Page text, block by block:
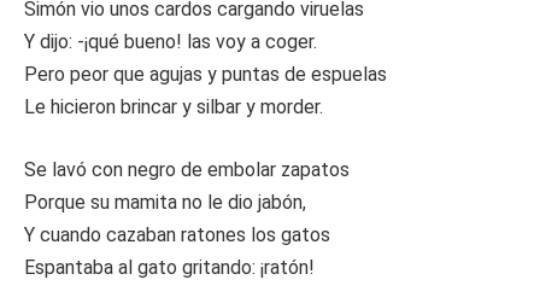
Simón vio unos cardos cargando viruelas
Y dijo: -¡qué bueno! las voy a coger.
Pero peor que agujas y puntas de espuelas
Le hicieron brincar y silbar y morder.
Se lavó con negro de embolar zapatos
Porque su mamita no le dio jabón,
Y cuando cazaban ratones los gatos
Espantaba al gato gritando: ¡ratón!